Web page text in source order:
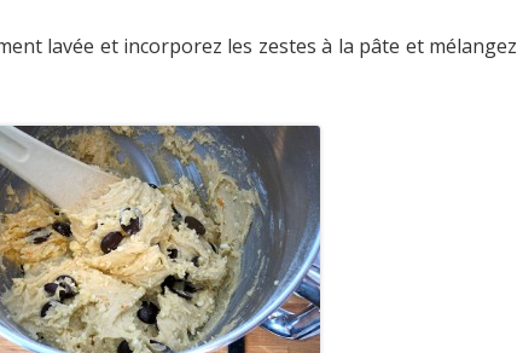
lavée et incorporez les zestes à la pâte et mélangez